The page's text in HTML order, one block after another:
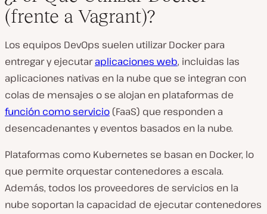
(frente a Vagrant)?
Los equipos DevOps suelen utilizar Docker para
entregar y ejecutaraplicaciones web, incluidas las
aplicaciones nativas en la nube que se integran con
colas de mensajes o se alojan en plataformas de
función como servicio (FaaS) que responden a
desencadenantes y eventos basados en la nube.
Plataformas como Kubernetes se basan en Docker, lo
que permite orquestar contenedores a escala.
Además, todos los proveedores de servicios en la
nube soportan la capacidad de ejecutar contenedores